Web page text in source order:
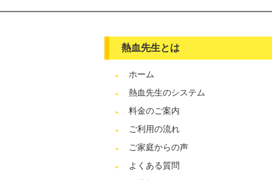
熱血先生とは
ホーム
熱血先生のシステム
料金のご案内
ご利用の流れ
ご家庭からの声
よくある質問